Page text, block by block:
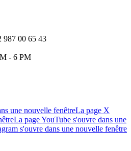
987 00 65 43
- 6 PM
une nouvelle fenêtreLa page X
La page YouTube s'ouvre dans une
s'ouvre dans une nouvelle fenêtre